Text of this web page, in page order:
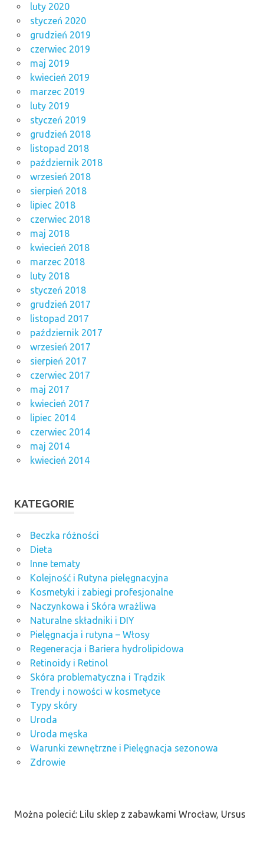
luty 2020
styczeń 2020
grudzień 2019
czerwiec 2019
maj 2019
kwiecień 2019
marzec 2019
luty 2019
styczeń 2019
grudzień 2018
listopad 2018
październik 2018
wrzesień 2018
sierpień 2018
lipiec 2018
czerwiec 2018
maj 2018
kwiecień 2018
marzec 2018
luty 2018
styczeń 2018
grudzień 2017
listopad 2017
październik 2017
wrzesień 2017
sierpień 2017
czerwiec 2017
maj 2017
kwiecień 2017
lipiec 2014
czerwiec 2014
maj 2014
kwiecień 2014
KATEGORIE
Beczka różności
Dieta
Inne tematy
Kolejność i Rutyna pielęgnacyjna
Kosmetyki i zabiegi profesjonalne
Naczynkowa i Skóra wrażliwa
Naturalne składniki i DIY
Pielęgnacja i rutyna – Włosy
Regeneracja i Bariera hydrolipidowa
Retinoidy i Retinol
Skóra problematyczna i Trądzik
Trendy i nowości w kosmetyce
Typy skóry
Uroda
Uroda męska
Warunki zewnętrzne i Pielęgnacja sezonowa
Zdrowie
Można polecić: Lilu sklep z zabawkami Wrocław, Ursus